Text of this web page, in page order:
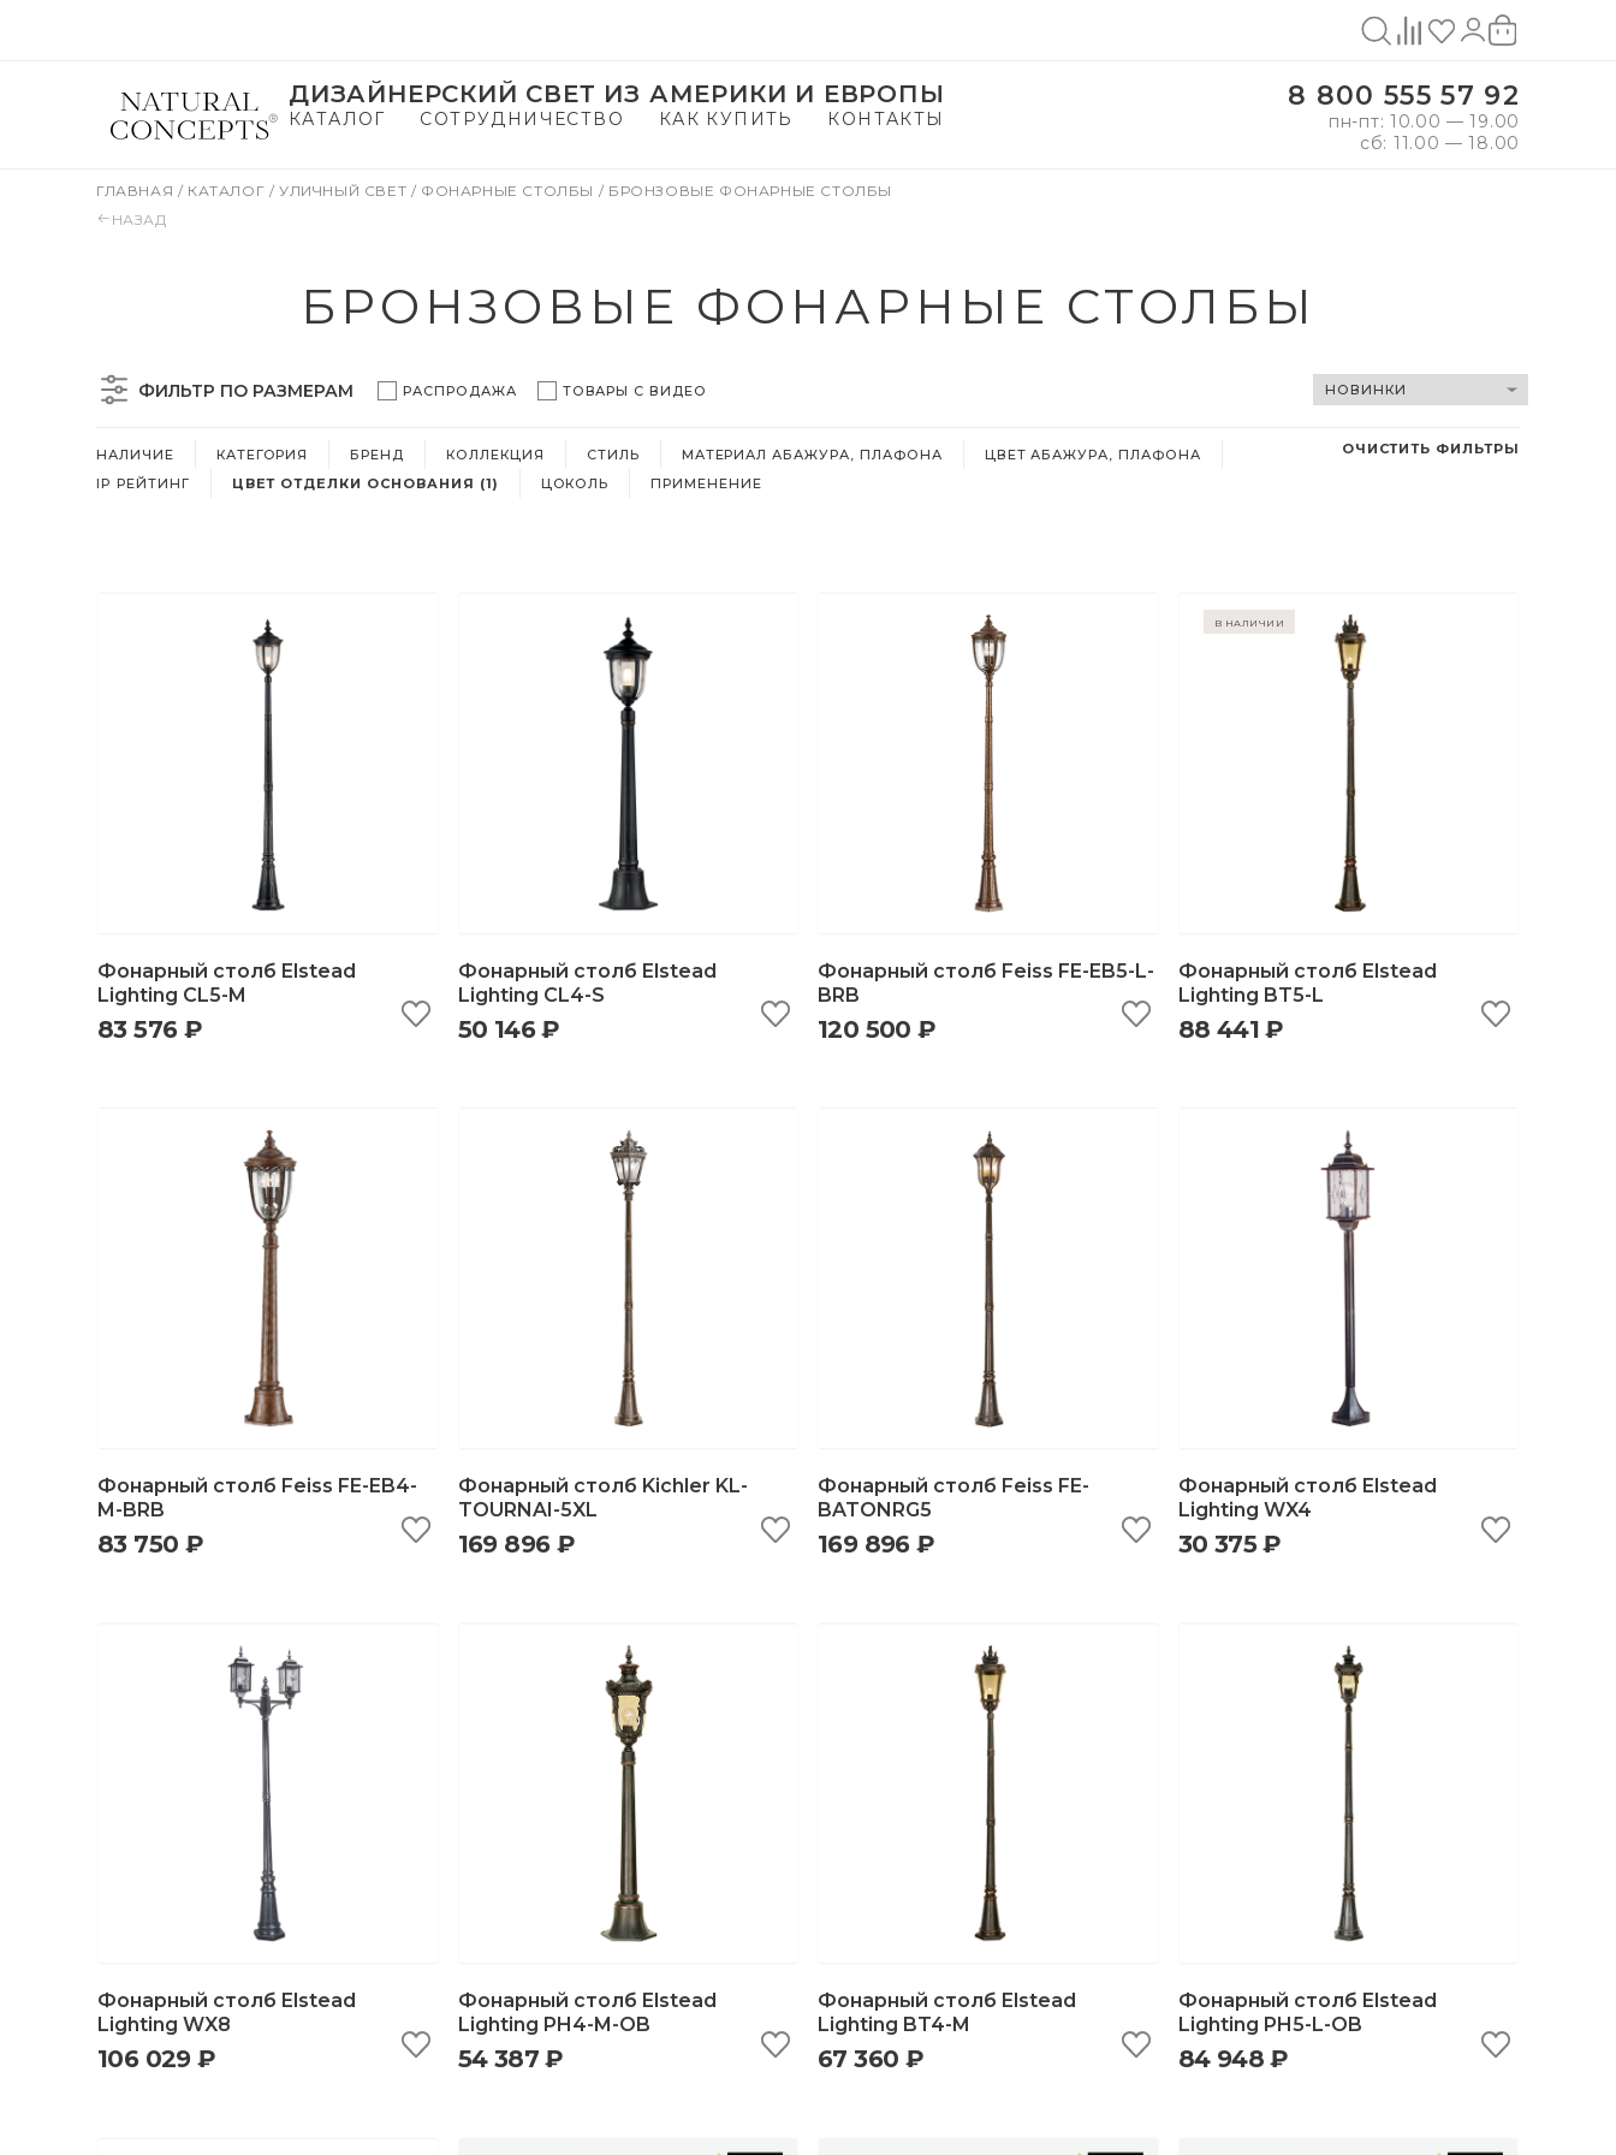
ДИЗАЙНЕРСКИЙ СВЕТ ИЗ АМЕРИКИ И ЕВРОПЫ
КАТАЛОГ СОТРУДНИЧЕСТВО КАК КУПИТЬ КОНТАКТЫ
8 800 555 57 92
пн-пт: 10.00 — 19.00
сб: 11.00 — 18.00
ГЛАВНАЯ / КАТАЛОГ / УЛИЧНЫЙ СВЕТ / ФОНАРНЫЕ СТОЛБЫ / БРОНЗОВЫЕ ФОНАРНЫЕ СТОЛБЫ
НАЗАД
БРОНЗОВЫЕ ФОНАРНЫЕ СТОЛБЫ
ФИЛЬТР ПО РАЗМЕРАМ РАСПРОДАЖА ТОВАРЫ С ВИДЕО
НАЛИЧИЕ КАТЕГОРИЯ БРЕНД КОЛЛЕКЦИЯ СТИЛЬ МАТЕРИАЛ АБАЖУРА, ПЛАФОНА
ЦВЕТ АБАЖУРА, ПЛАФОНА
IP РЕЙТИНГ
ЦВЕТ ОТДЕЛКИ ОСНОВАНИЯ (1) ЦОКОЛЬ ПРИМЕНЕНИЕ
ОЧИСТИТЬ ФИЛЬТРЫ
быстрый просмотр
Фонарный столб Elstead
Lighting CL5-M
83 576 ₽ быстрый просмотр
Фонарный столб Elstead
Lighting CL4-S
50 146 ₽ быстрый просмотр
Фонарный столб Feiss FE-EB5-L-
BRB
120 500 ₽
в наличии
быстрый просмотр
Фонарный столб Elstead
Lighting BT5-L
88 441 ₽
быстрый просмотр
Фонарный столб Feiss FE-EB4-
M-BRB
83 750 ₽ быстрый просмотр
Фонарный столб Kichler KL-
TOURNAI-5XL
169 896 ₽ быстрый просмотр
Фонарный столб Feiss FE-
BATONRG5
169 896 ₽ быстрый просмотр
Фонарный столб Elstead
Lighting WX4
30 375 ₽
быстрый просмотр
Фонарный столб Elstead
Lighting WX8
106 029 ₽ быстрый просмотр
Фонарный столб Elstead
Lighting PH4-M-OB
54 387 ₽ быстрый просмотр
Фонарный столб Elstead
Lighting BT4-M
67 360 ₽ быстрый просмотр
Фонарный столб Elstead
Lighting PH5-L-OB
84 948 ₽